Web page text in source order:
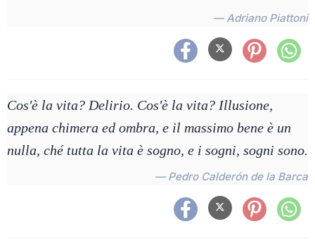
— Adriano Piattoni
Cos'è la vita? Delirio. Cos'è la vita? Illusione,
appena chimera ed ombra, e il massimo bene è un
nulla, ché tutta la vita è sogno, e i sogni, sogni sono.
— Pedro Calderón de la Barca